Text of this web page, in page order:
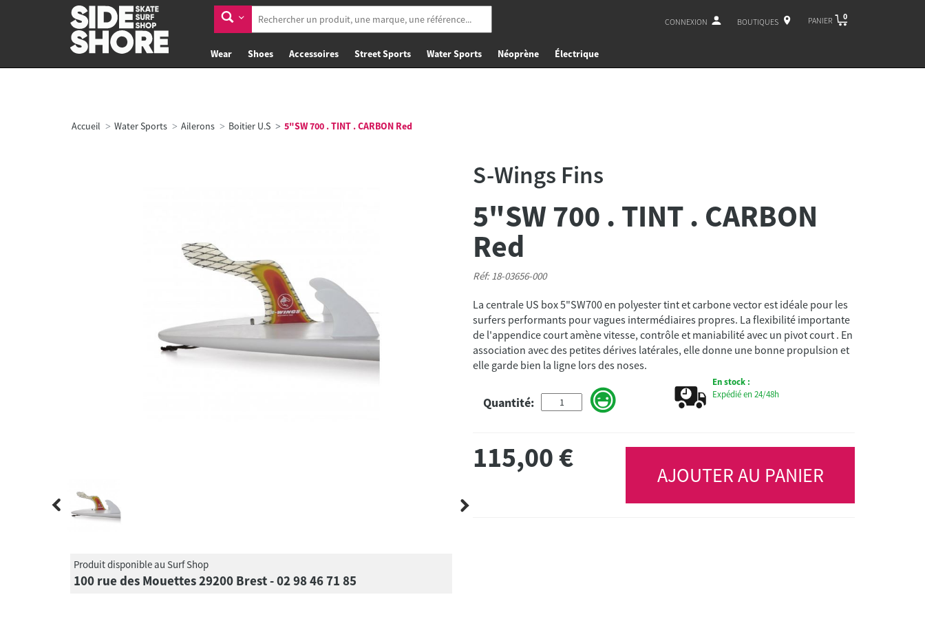
CONNEXION BOUTIQUES PANIER 0
Wear Shoes Accessoires Street Sports Water Sports Néoprène Électrique
Accueil Water Sports Ailerons Boitier U.S 5"SW 700 . TINT . CARBON Red
Produit disponible au Surf Shop
100 rue des Mouettes 29200 Brest - 02 98 46 71 85
S-Wings Fins
5"SW 700 . TINT . CARBON
Red
Réf: 18-03656-000
La centrale US box 5"SW700 en polyester tint et carbone vector est idéale pour les
surfers performants pour vagues intermédiaires propres. La flexibilité importante
de l'appendice court amène vitesse, contrôle et maniabilité avec un pivot court . En
association avec des petites dérives latérales, elle donne une bonne propulsion et
elle garde bien la ligne lors des noses.
Quantité:
En stock :
Expédié en 24/48h
115,00€
AJOUTER AU PANIER